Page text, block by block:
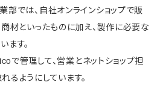
部では、自社オンラインショップで販
材といったものに加え、製作に必要な
ます。
で管理して、営業とネットショップ担
るようにしています。